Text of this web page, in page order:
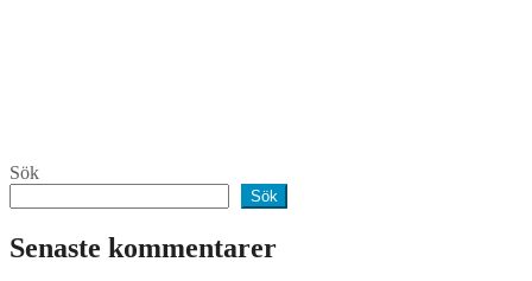
Sök
Sök
Senaste kommentarer